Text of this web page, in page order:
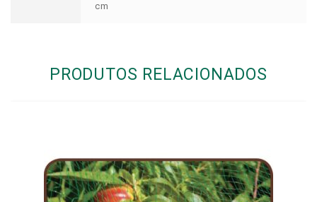
cm
PRODUTOS RELACIONADOS